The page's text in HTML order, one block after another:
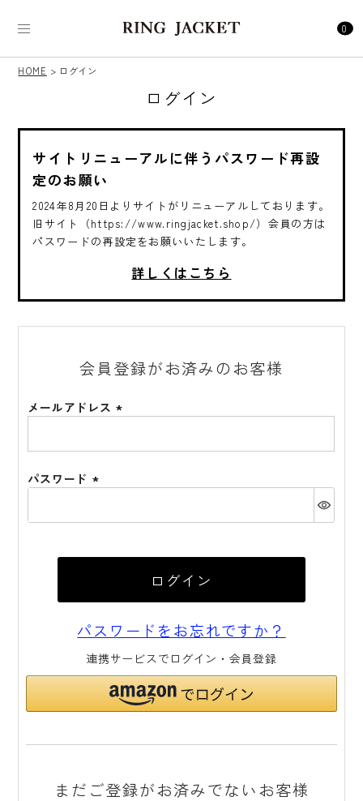
0
HOME ログイン
ログイン
サイトリニューアルに伴うパスワード再設
定のお願い
2024年8月20日よりサイトがリニューアルしております。
旧サイト（https://www.ringjacket.shop/）会員の方は
パスワードの再設定をお願いいたします。
詳しくはこちら
会員登録がお済みのお客様
メールアドレス
パスワード
ログイン
パスワードをお忘れですか？
連携サービスでログイン・会員登録
まだご登録がお済みでないお客様